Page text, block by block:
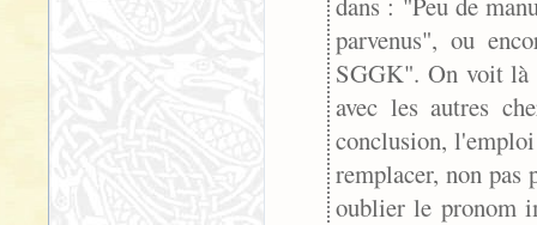
parvenus", ou
SGGK". On voit là
avec les autres
conclusion,
remplacer, non pas
oublier le pronom